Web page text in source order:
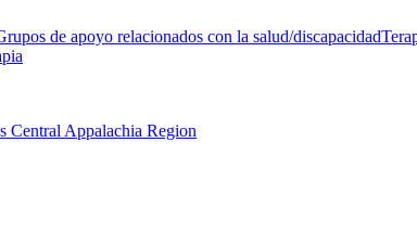
de apoyo relacionados con la salud/discapacidad
Central Appalachia Region